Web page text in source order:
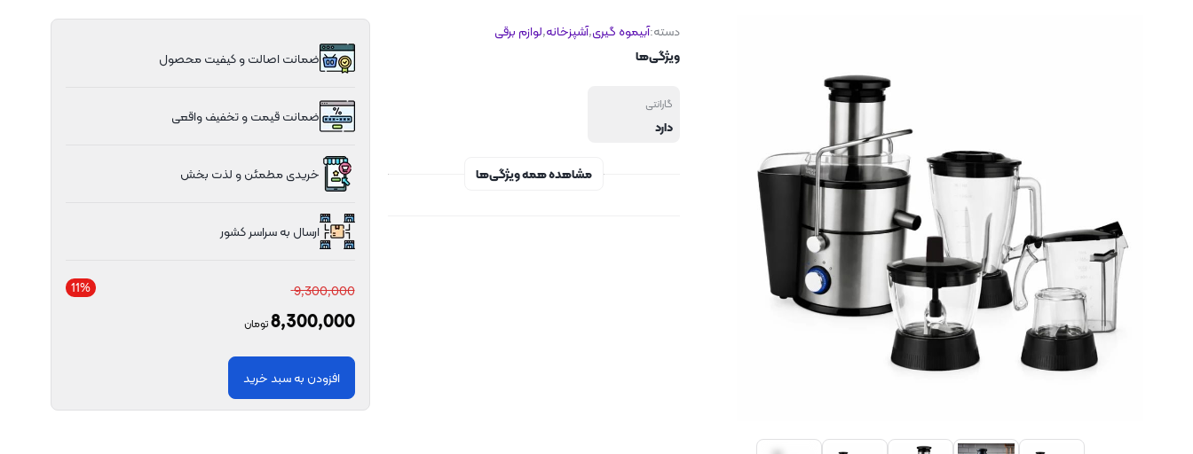
دسته:آبیموه گیری,آشپزخانه,لوازم برقی
ویژگی‌ها
گارانتی
دارد
مشاهده همه ویژگی‌ها
ضمانت اصالت و کیفیت محصول
ضمانت قیمت و تخفیف واقعی
خریدی مطمئن و لذت بخش
ارسال به سراسر کشور
11% 9,300,000
8,300,000تومان
افزودن به سبد خرید